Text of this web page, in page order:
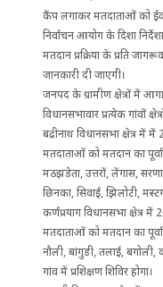
कैंप लगाकर मतदाताओं को
निर्वाचन आयोग के दिशा
मतदान प्रक्रिया के प्रति
जानकारी दी जाएगी।
जनपद के ग्रामीण क्षेत्रों में
विधानसभावार प्रत्येक गांवों
बद्रीनाथ विधानसभा क्षेत्र में
मतदाताओं को मतदान का
मठझडेता, उत्तरों, लेंगास,
छिनका, सिवाई, झिलोटी,
कर्णप्रयाग विधानसभा क्षेत्र में
मतदाताओं को मतदान का
नौली, बांगुडी, तलाई,
गांव में प्रशिक्षण शिविर होगा।